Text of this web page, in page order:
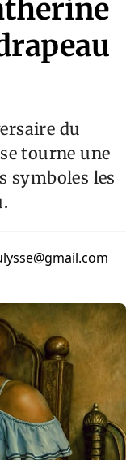
du
tourne une
symboles les